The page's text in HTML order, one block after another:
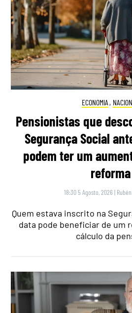
ECONOMIA ,
Pensionistas que
Segurança Social
podem ter um
reforma
18:30 5 Agosto, 2026 |
Quem estava inscrito na
data pode beneficiar de um
cálculo da